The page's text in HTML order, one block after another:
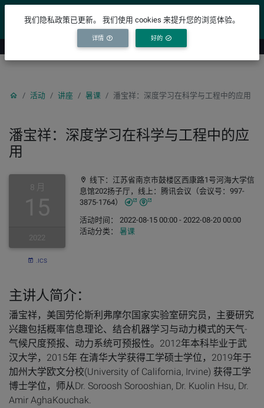
YICODE
活动 讲座 暑课 潘宝祥：深度学习在科学与工程中的应用
潘宝祥：深度学习在科学与工程中的应
用
8 月
15
2022
.ICS
线下：江苏省南京市鼓楼区西康路1号河海大学信
息馆202扬子厅，线上：腾讯会议（会议号：997-
3875-1764）
活动时间： 2022-08-15 00:00 - 2022-08-20 00:00
活动分类：暑课
主讲人简介：
潘宝祥，美国劳伦斯利弗摩尔国家实验室研究员，主要研究
兴趣包括概率信息理论、结合机器学习与动力模式的天气-
气候尺度预报、动力系统可预报性。2012年本科毕业于武
汉大学，2015年 在清华大学获得工学硕士学位，2019年于
加州大学欧文分校(University of California, Irvine) 获得工学
博士学位，师从Dr. Soroosh Sorooshian, Dr. Kuolin Hsu, Dr.
Amir AghaKouchak.
我们隐私政策已更新。 我们使用 cookies 来提升您的浏览体验。
详情 好的